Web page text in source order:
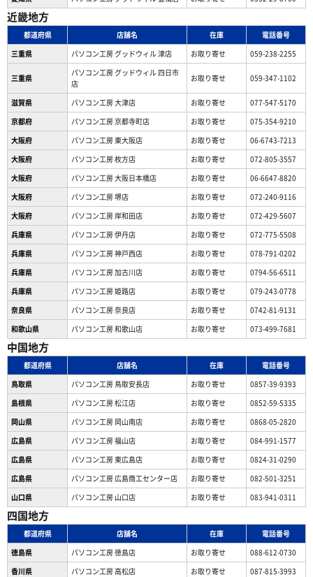
近畿地方
都道府県 店舗名 在庫
電話番号
三重県
パソコン工房 グッドウィル 津店 お取り寄せ 059-238-2255
三重県
パソコン工房 グッドウィル 四日市
店
お取り寄せ 059-347-1102
滋賀県 パソコン工房 大津店 お取り寄せ
077-547-5170
京都府
パソコン工房 京都寺町店 お取り寄せ
075-354-9210
大阪府
パソコン工房 東大阪店 お取り寄せ
06-6743-7213
大阪府
パソコン工房 枚方店 お取り寄せ
072-805-3557
大阪府
パソコン工房 大阪日本橋店 お取り寄せ
06-6647-8820
大阪府
パソコン工房 堺店 お取り寄せ
072-240-9116
大阪府
パソコン工房 岸和田店 お取り寄せ
072-429-5607
兵庫県
パソコン工房 伊丹店 お取り寄せ
072-775-5508
兵庫県
パソコン工房 神戸西店 お取り寄せ
078-791-0202
兵庫県
パソコン工房 加古川店 お取り寄せ
0794-56-6511
兵庫県
パソコン工房 姫路店 お取り寄せ
079-243-0778
奈良県
パソコン工房 奈良店 お取り寄せ
0742-81-9131
和歌山県
パソコン工房 和歌山店 お取り寄せ 073-499-7681
中国地方
都道府県 店舗名 在庫
電話番号
鳥取県
パソコン工房 鳥取安長店 お取り寄せ
0857-39-9393
島根県
パソコン工房 松江店 お取り寄せ
0852-59-5335
岡山県
パソコン工房 岡山南店 お取り寄せ
0868-05-2820
広島県
パソコン工房 福山店 お取り寄せ
084-991-1577
広島県
パソコン工房 東広島店 お取り寄せ
0824-31-0290
広島県
パソコン工房 広島商工センター店 お取り寄せ
082-501-3251
山口県
パソコン工房 山口店 お取り寄せ 083-941-0311
四国地方
都道府県 店舗名 在庫
電話番号
徳島県
パソコン工房 徳島店 お取り寄せ
088-612-0730
香川県
パソコン工房 高松店 お取り寄せ 087-815-3993